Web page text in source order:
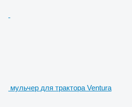
мульчер для трактора Ventura